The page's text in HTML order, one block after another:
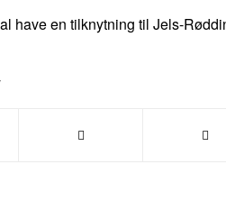
have en tilknytning til Jels-